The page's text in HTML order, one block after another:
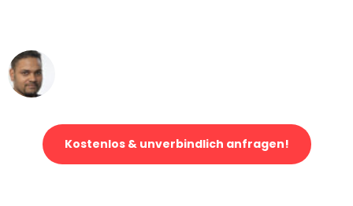
Kostenlos & unverbindlich anfragen!